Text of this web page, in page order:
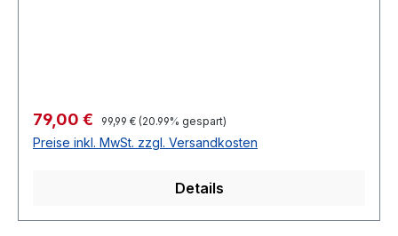
Nr.: 61-02Modell Nr.: 1213-61Farbe: 881
Verkaufspreis:
79,00 € Regulärer Preis:
99,99 € (20.99% gespart)
Preise inkl. MwSt. zzgl. Versandkosten
Details